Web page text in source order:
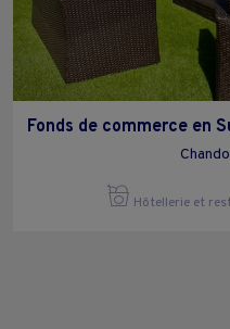
Fonds de commerce en
Hôtellerie et